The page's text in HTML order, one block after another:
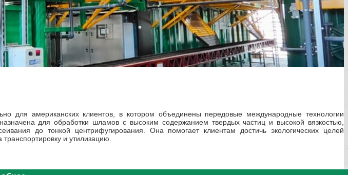
для американских клиентов, в котором объединены передовые международные технологии
для обработки шламов с высоким содержанием твердых частиц и высокой вязкостью,
до тонкой центрифугирования. Она помогает клиентам достичь экологических целей
и утилизацию.